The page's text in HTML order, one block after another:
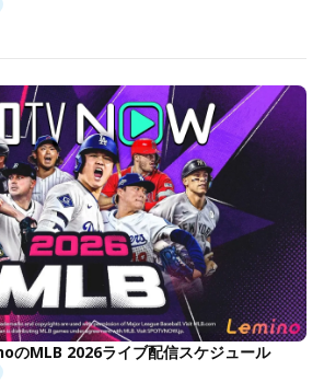
のMLB 2026ライブ配信スケジュール